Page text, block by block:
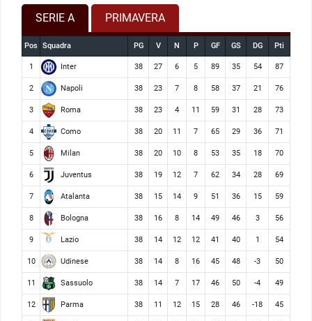
SERIE A PRIMAVERA
Pos Squadra PG V N P GF GS DG Pti
1 Inter 38 27 6 5 89 35 54 87
2 Napoli 38 23 7 8 58 37 21 76
3 Roma 38 23 4 11 59 31 28 73
4 Como 38 20 11 7 65 29 36 71
5 Milan 38 20 10 8 53 35 18 70
6 Juventus 38 19 12 7 62 34 28 69
7 Atalanta 38 15 14 9 51 36 15 59
8 Bologna 38 16 8 14 49 46 3 56
9 Lazio 38 14 12 12 41 40 1 54
10 Udinese 38 14 8 16 45 48 -3 50
11 Sassuolo 38 14 7 17 46 50 -4 49
12 Parma 38 11 12 15 28 46 -18 45